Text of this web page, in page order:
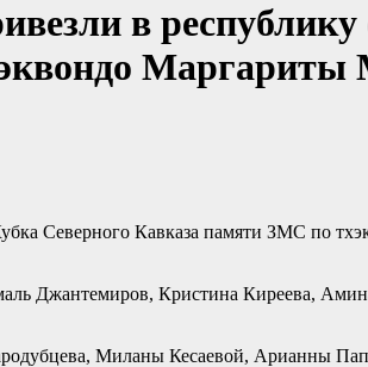
в
Маргариты
Северного Кавказа памяти ЗМС по
Джантемиров, Кристина Киреева,
Миланы Кесаевой, Арианны